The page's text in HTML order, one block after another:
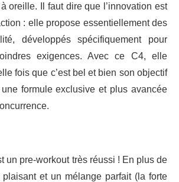
oreille. Il faut dire que l’innovation est
: elle propose essentiellement des
développés spécifiquement pour
exigences. Avec ce C4, elle
fois que c’est bel et bien son objectif
formule exclusive et plus avancée
un pre-workout très réussi ! En plus de
et un mélange parfait (la forte